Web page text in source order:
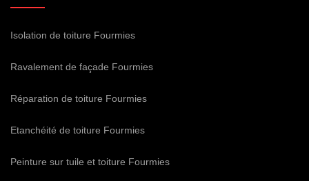
Isolation de toiture Fourmies
Ravalement de façade Fourmies
Réparation de toiture Fourmies
Etanchéité de toiture Fourmies
Peinture sur tuile et toiture Fourmies